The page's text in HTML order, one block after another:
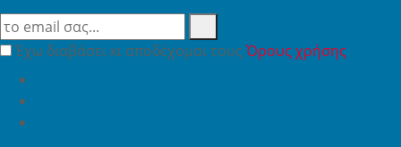
Έχω διαβάσει κι αποδέχομαι τουςΌρους χρήσης